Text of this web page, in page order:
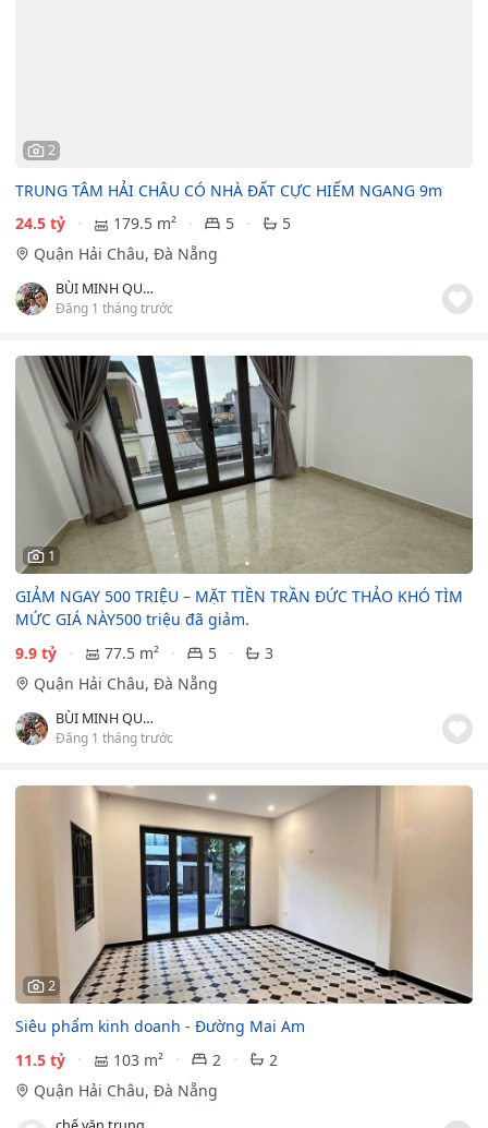
2
TRUNG TÂM HẢI CHÂU CÓ NHÀ ĐẤT CỰC HIẾM NGANG 9m
24.5 tỷ
179.5 m² 5
5
Quận Hải Châu, Đà Nẵng
BÙI MINH QUYNH
Đăng 1 tháng trước
1
GIẢM NGAY 500 TRIỆU – MẶT TIỀN TRẦN ĐỨC THẢO KHÓ TÌM
MỨC GIÁ NÀY500 triệu đã giảm.
9.9 tỷ
77.5 m² 5
3
Quận Hải Châu, Đà Nẵng
BÙI MINH QUYNH
Đăng 1 tháng trước
2
Siêu phẩm kinh doanh - Đường Mai Am
11.5 tỷ
103 m² 2
2
Quận Hải Châu, Đà Nẵng